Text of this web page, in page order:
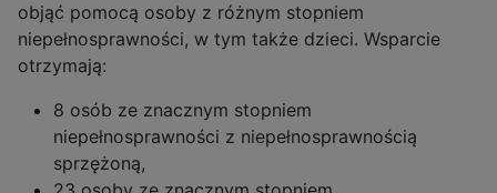
objąć pomocą osoby z różnym stopniem
niepełnosprawności, w tym także dzieci. Wsparcie
otrzymają:
8 osób ze znacznym stopniem
niepełnosprawności z niepełnosprawnością
sprzężoną,